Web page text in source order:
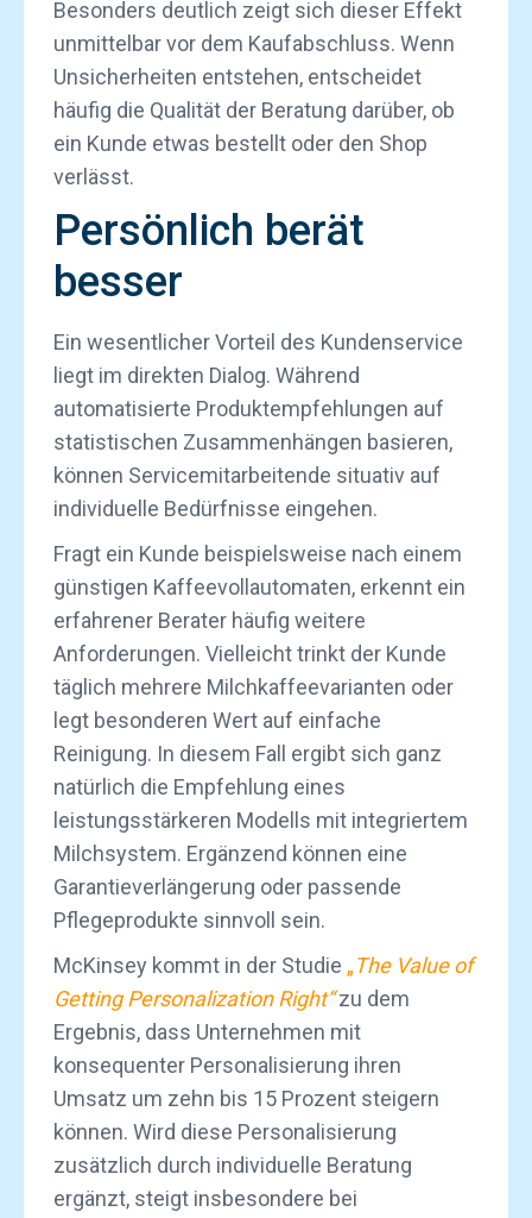
Besonders deutlich zeigt sich dieser Effekt
unmittelbar vor dem Kaufabschluss. Wenn
Unsicherheiten entstehen, entscheidet
häufig die Qualität der Beratung darüber, ob
ein Kunde etwas bestellt oder den Shop
verlässt.
Persönlich berät
besser
Ein wesentlicher Vorteil des Kundenservice
liegt im direkten Dialog. Während
automatisierte Produktempfehlungen auf
statistischen Zusammenhängen basieren,
können Servicemitarbeitende situativ auf
individuelle Bedürfnisse eingehen.
Fragt ein Kunde beispielsweise nach einem
günstigen Kaffeevollautomaten, erkennt ein
erfahrener Berater häufig weitere
Anforderungen. Vielleicht trinkt der Kunde
täglich mehrere Milchkaffeevarianten oder
legt besonderen Wert auf einfache
Reinigung. In diesem Fall ergibt sich ganz
natürlich die Empfehlung eines
leistungsstärkeren Modells mit integriertem
Milchsystem. Ergänzend können eine
Garantieverlängerung oder passende
Pflegeprodukte sinnvoll sein.
McKinsey kommt in der Studie „The Value of
Getting Personalization Right“zu dem
Ergebnis, dass Unternehmen mit
konsequenter Personalisierung ihren
Umsatz um zehn bis 15 Prozent steigern
können. Wird diese Personalisierung
zusätzlich durch individuelle Beratung
ergänzt, steigt insbesondere bei